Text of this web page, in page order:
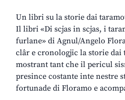
Un libri su la storie dai
Il libri «Di scjas in scjas, i
furlane» di Agnul/Angelo
clâr e cronologjic la storie dai
mostrant tant che il pericul
presince costante inte nestre
fortunade di Floramo e